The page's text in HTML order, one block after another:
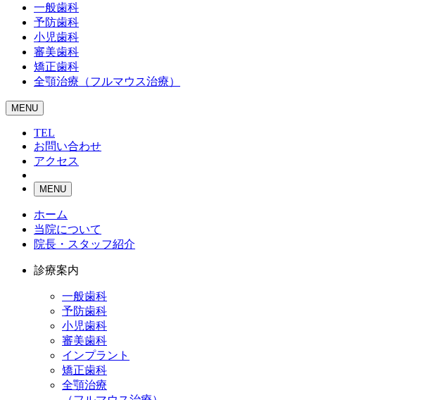
一般歯科
予防歯科
小児歯科
審美歯科
矯正歯科
全顎治療（フルマウス治療）
MENU
TEL
お問い合わせ
アクセス
MENU
ホーム
当院について
院長・スタッフ紹介
診療案内
一般歯科
予防歯科
小児歯科
審美歯科
インプラント
矯正歯科
全顎治療